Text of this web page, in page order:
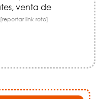
venta de
[reportar link roto]